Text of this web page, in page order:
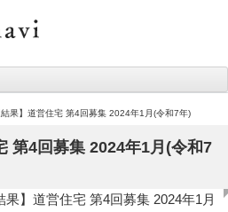
結果】道営住宅 第4回募集 2024年1月(令和7年)
第4回募集 2024年1月(令和7
果】道営住宅 第4回募集 2024年1月